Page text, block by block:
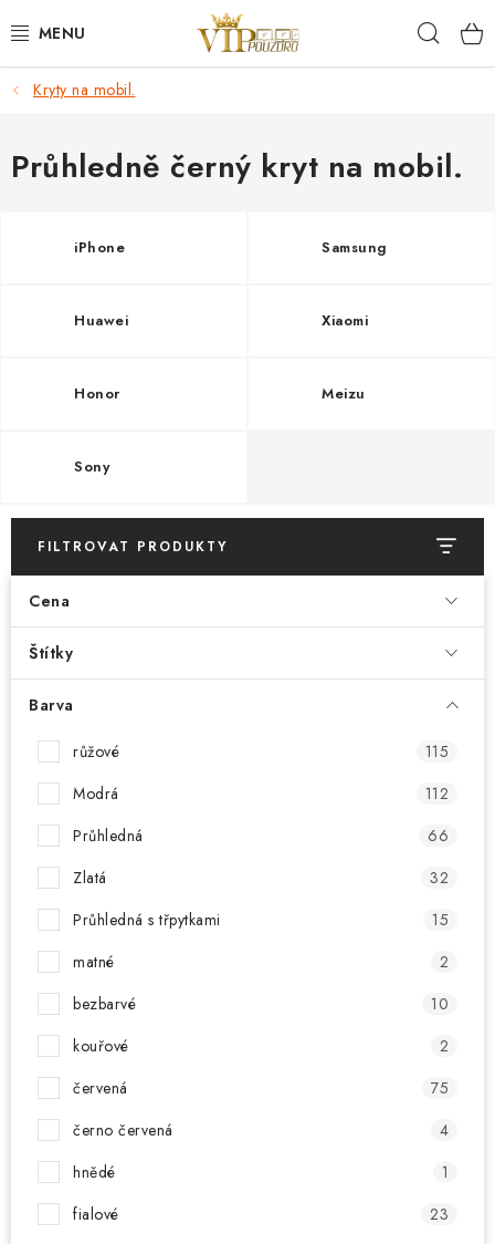
na
KRYTY NA MOBIL.
OCHRANA DISPLEJE - SKLO A FÓLIE
DRŽÁKY A STOJÁNKY
KONTAKTY
DOPRAVA A PLATBA
HODNOCENÍ OBCHODU
VRÁCENÍ ZBOŽÍ A REKLAMACE
Jak nakupovat
Doprava a platba
Kryty na mobil.
Průhledně černý kryt na mobil.
iPhone Samsung
Huawei Xiaomi
Honor Meizu
Sony
FILTROVAT PRODUKTY
Cena
Štítky
Barva
růžové
115
Modrá
112
Průhledná
66
Zlatá
32
Průhledná s třpytkami
15
matné
2
bezbarvé
10
kouřové
2
červená
75
černo červená
4
hnědé
1
fialové
23